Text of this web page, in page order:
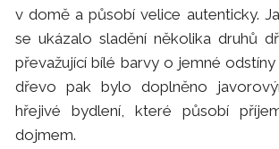
v domě a působí velice autenticky.
se ukázalo sladění několika druhů
převažující bílé barvy o jemné
dřevo pak bylo doplněno
hřejivé bydlení, které působí
dojmem.